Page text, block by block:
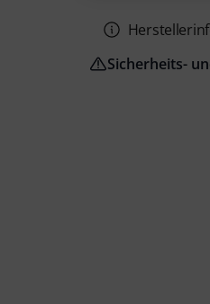
Sicherheits-